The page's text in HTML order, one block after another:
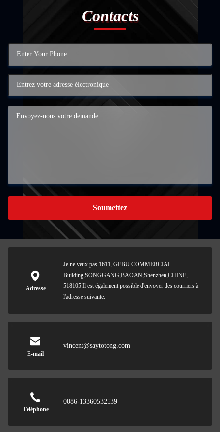
Contacts
Soumettez
Adresse
Je ne veux pas.1611, GEBU COMMERCIAL
Building,SONGGANG,BAOAN,Shenzhen,CHINE,
518105 Il est également possible d'envoyer des courriers à
l'adresse suivante:
E-mail
vincent@saytotong.com
Téléphone
0086-13360532539